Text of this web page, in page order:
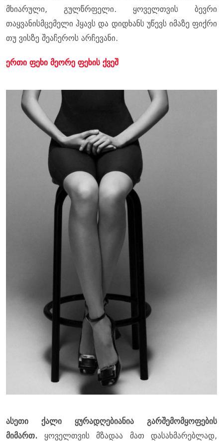
მხიარული, გულწრფელი. ყოველთვის ბევრი
თაყვანისმცემელი ჰყავს და დიდხანს უწევს იმაზე ფიქრი
თუ ვისზე შეაჩეროს არჩევანი.
ერთი ფეხი მეორე ფეხის ქვეშ
ასეთი ქალი ყურადღებიანია გარშემომყოფების
მიმართ. ყოველთვის მზადაა მათ დასახმარებლად,